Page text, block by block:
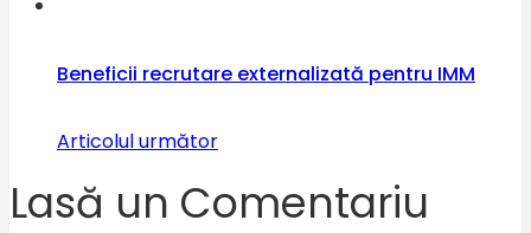
Beneficii recrutare externalizată pentru IMM
Articolul următor
Lasă un Comentariu